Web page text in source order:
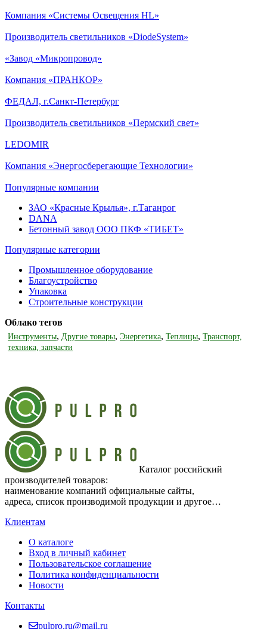
Компания «Системы Освещения HL»
Производитель светильников «DiodeSystem»
«Завод «Микропровод»
Компания «ПРАНКОР»
ФЕДАЛ, г.Санкт-Петербург
Производитель светильников «Пермский свет»
LEDOMIR
Компания «Энергосберегающие Технологии»
Популярные компании
ЗАО «Красные Крылья», г.Таганрог
DANA
Бетонный завод ООО ПКФ «ТИБЕТ»
Популярные категории
Промышленное оборудование
Благоустройство
Упаковка
Строительные конструкции
Облако тегов
Инструменты, Другие товары, Энергетика, Теплицы, Транспорт,
техника, запчасти
Каталог российский
производителей товаров:
наименование компаний официальные сайты,
адреса, список производимой продукции и другое…
Клиентам
О каталоге
Вход в личный кабинет
Пользовательское соглашение
Политика конфиденциальности
Новости
Контакты
pulpro.ru@mail.ru